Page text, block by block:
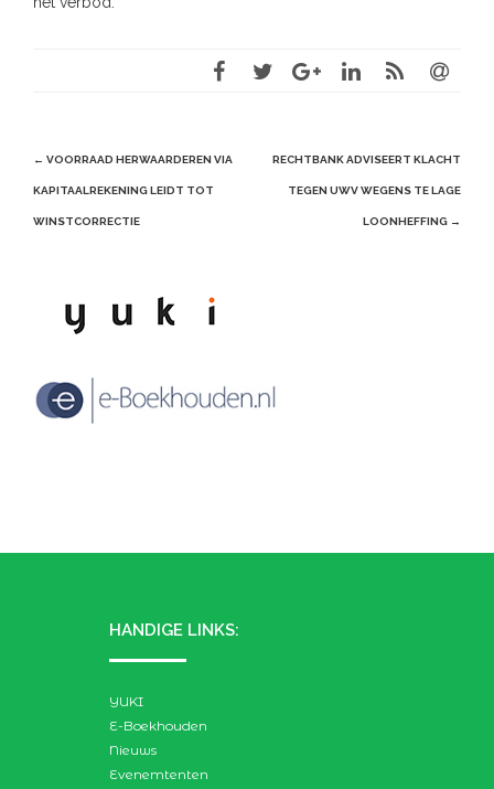
Post
navigation
← VOORRAAD HERWAARDEREN VIA
KAPITAALREKENING LEIDT TOT
WINSTCORRECTIE
RECHTBANK ADVISEERT KLACHT
TEGEN UWV WEGENS TE LAGE
LOONHEFFING →
HANDIGE LINKS:
YUKI
E-Boekhouden
Nieuws
Evenemtenten